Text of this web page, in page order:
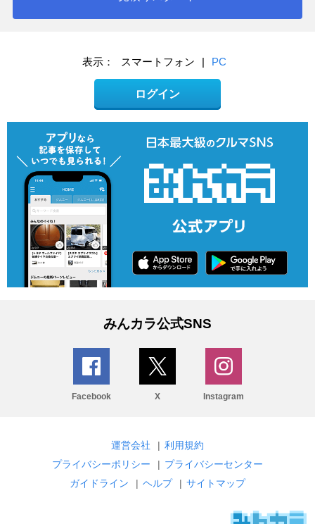
表示： スマートフォン PC
ログイン
みんカラ公式SNS
Facebook X Instagram
運営会社 | 利用規約
プライバシーポリシー
| プライバシーセンター
ガイドライン
| ヘルプ | サイトマップ